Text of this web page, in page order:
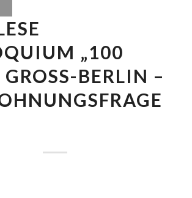
„100
BERLIN – D
(